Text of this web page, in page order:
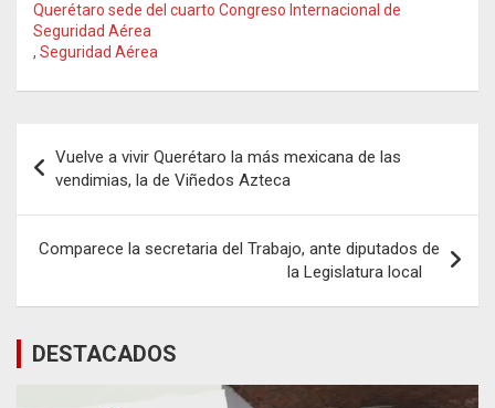
Querétaro sede del cuarto Congreso Internacional de
Seguridad Aérea
, Seguridad Aérea
de
entradas
Vuelve a vivir Querétaro la más mexicana de las
vendimias, la de Viñedos Azteca
Comparece la secretaria del Trabajo, ante diputados de
la Legislatura local
DESTACADOS